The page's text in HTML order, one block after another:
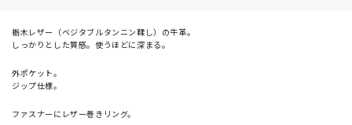
栃木レザー（ベジタブルタンニン鞣し）の牛革。
しっかりとした質感。使うほどに深まる。
外ポケット。
ジップ仕様。
ファスナーにレザー巻きリング。